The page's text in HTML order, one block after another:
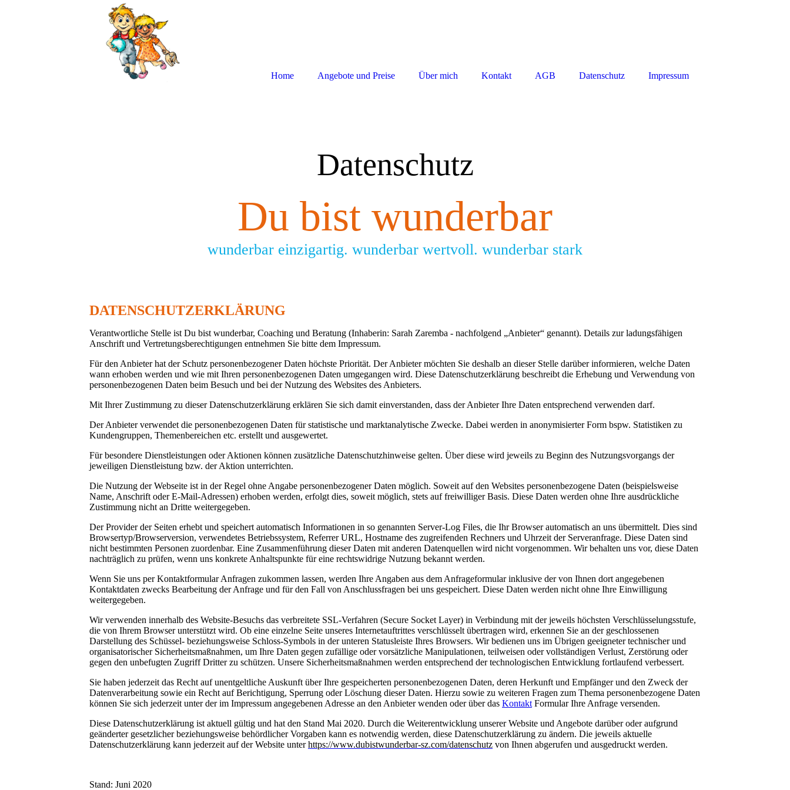
Datenschutz
Du bist wunderbar
wunderbar einzigartig. wunderbar wertvoll. wunderbar stark
DATENSCHUTZERKLÄRUNG
Verantwortliche Stelle ist Du bist wunderbar, Coaching und Beratung (Inhaberin: Sarah Zaremba - nachfolgend „Anbieter“ genannt). Details zur ladungsfähigen
Anschrift und Vertretungsberechtigungen entnehmen Sie bitte dem Impressum.
Für den Anbieter hat der Schutz personenbezogener Daten höchste Priorität. Der Anbieter möchten Sie deshalb an dieser Stelle darüber informieren, welche Daten
wann erhoben werden und wie mit Ihren personenbezogenen Daten umgegangen wird. Diese Datenschutzerklärung beschreibt die Erhebung und Verwendung von
personenbezogenen Daten beim Besuch und bei der Nutzung des Websites des Anbieters.
Mit Ihrer Zustimmung zu dieser Datenschutzerklärung erklären Sie sich damit einverstanden, dass der Anbieter Ihre Daten entsprechend verwenden darf.
Der Anbieter verwendet die personenbezogenen Daten für statistische und marktanalytische Zwecke. Dabei werden in anonymisierter Form bspw. Statistiken zu
Kundengruppen, Themenbereichen etc. erstellt und ausgewertet.
Für besondere Dienstleistungen oder Aktionen können zusätzliche Datenschutzhinweise gelten. Über diese wird jeweils zu Beginn des Nutzungsvorgangs der
jeweiligen Dienstleistung bzw. der Aktion unterrichten.
Die Nutzung der Webseite ist in der Regel ohne Angabe personenbezogener Daten möglich. Soweit auf den Websites personenbezogene Daten (beispielsweise
Name, Anschrift oder E-Mail-Adressen) erhoben werden, erfolgt dies, soweit möglich, stets auf freiwilliger Basis. Diese Daten werden ohne Ihre ausdrückliche
Zustimmung nicht an Dritte weitergegeben.
Der Provider der Seiten erhebt und speichert automatisch Informationen in so genannten Server-Log Files, die Ihr Browser automatisch an uns übermittelt. Dies sind
Browsertyp/Browserversion, verwendetes Betriebssystem, Referrer URL, Hostname des zugreifenden Rechners und Uhrzeit der Serveranfrage. Diese Daten sind
nicht bestimmten Personen zuordenbar. Eine Zusammenführung dieser Daten mit anderen Datenquellen wird nicht vorgenommen. Wir behalten uns vor, diese Daten
nachträglich zu prüfen, wenn uns konkrete Anhaltspunkte für eine rechtswidrige Nutzung bekannt werden.
Wenn Sie uns per Kontaktformular Anfragen zukommen lassen, werden Ihre Angaben aus dem Anfrageformular inklusive der von Ihnen dort angegebenen
Kontaktdaten zwecks Bearbeitung der Anfrage und für den Fall von Anschlussfragen bei uns gespeichert. Diese Daten werden nicht ohne Ihre Einwilligung
weitergegeben.
Wir verwenden innerhalb des Website-Besuchs das verbreitete SSL-Verfahren (Secure Socket Layer) in Verbindung mit der jeweils höchsten Verschlüsselungsstufe,
die von Ihrem Browser unterstützt wird. Ob eine einzelne Seite unseres Internetauftrittes verschlüsselt übertragen wird, erkennen Sie an der geschlossenen
Darstellung des Schüssel- beziehungsweise Schloss-Symbols in der unteren Statusleiste Ihres Browsers. Wir bedienen uns im Übrigen geeigneter technischer und
organisatorischer Sicherheitsmaßnahmen, um Ihre Daten gegen zufällige oder vorsätzliche Manipulationen, teilweisen oder vollständigen Verlust, Zerstörung oder
gegen den unbefugten Zugriff Dritter zu schützen. Unsere Sicherheitsmaßnahmen werden entsprechend der technologischen Entwicklung fortlaufend verbessert.
Sie haben jederzeit das Recht auf unentgeltliche Auskunft über Ihre gespeicherten personenbezogenen Daten, deren Herkunft und Empfänger und den Zweck der
Datenverarbeitung sowie ein Recht auf Berichtigung, Sperrung oder Löschung dieser Daten. Hierzu sowie zu weiteren Fragen zum Thema personenbezogene Daten
können Sie sich jederzeit unter der im Impressum angegebenen Adresse an den Anbieter wenden oder über das Kontakt Formular Ihre Anfrage versenden.
Diese Datenschutzerklärung ist aktuell gültig und hat den Stand Mai 2020. Durch die Weiterentwicklung unserer Website und Angebote darüber oder aufgrund
geänderter gesetzlicher beziehungsweise behördlicher Vorgaben kann es notwendig werden, diese Datenschutzerklärung zu ändern. Die jeweils aktuelle
Datenschutzerklärung kann jederzeit auf der Website unterhttps://www.dubistwunderbar-sz.com/datenschutz von Ihnen abgerufen und ausgedruckt werden.
Stand: Juni 2020
Home Angebote und Preise Über mich Kontakt AGB Datenschutz Impressum